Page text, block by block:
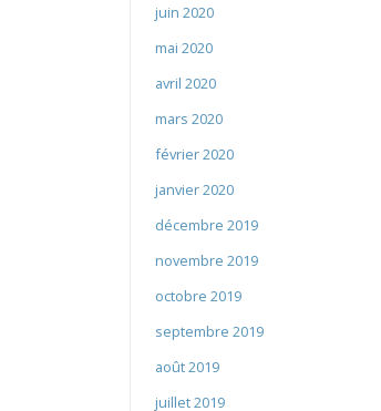
juin 2020
mai 2020
avril 2020
mars 2020
février 2020
janvier 2020
décembre 2019
novembre 2019
octobre 2019
septembre 2019
août 2019
juillet 2019